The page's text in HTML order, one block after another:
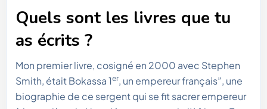
Quels sont les livres que tu
as écrits ?
Mon premier livre, cosigné en 2000 avec Stephen
Smith, était Bokassa 1er, un empereur français”, une
biographie de ce sergent qui se fit sacrer empereur